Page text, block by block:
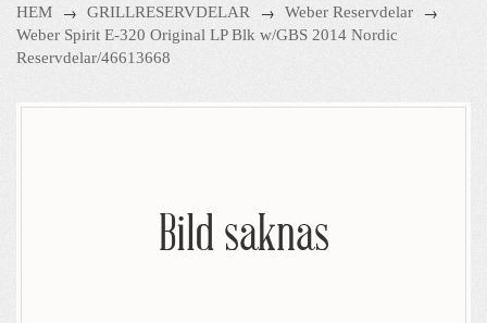
HEM → GRILLRESERVDELAR → Weber Reservdelar →
Weber Spirit E-320 Original LP Blk w/GBS 2014 Nordic
Reservdelar/46613668
Bild saknas